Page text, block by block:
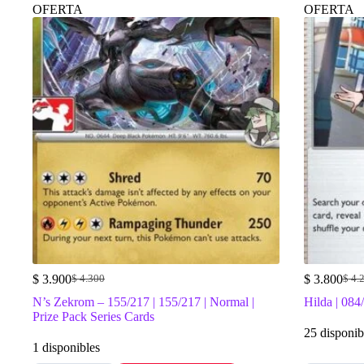
OFERTA
$4.300
El
precio
original
$ 4.300.
$ 3.900El
precio
actual
$ 3.900.
N’s Zekrom – 155/217 | 155/217 | Normal |
Prize Pack Series Cards
1 disponibles
OFERTA
$
El
era:
$3.800El
es:
Hilda |
25